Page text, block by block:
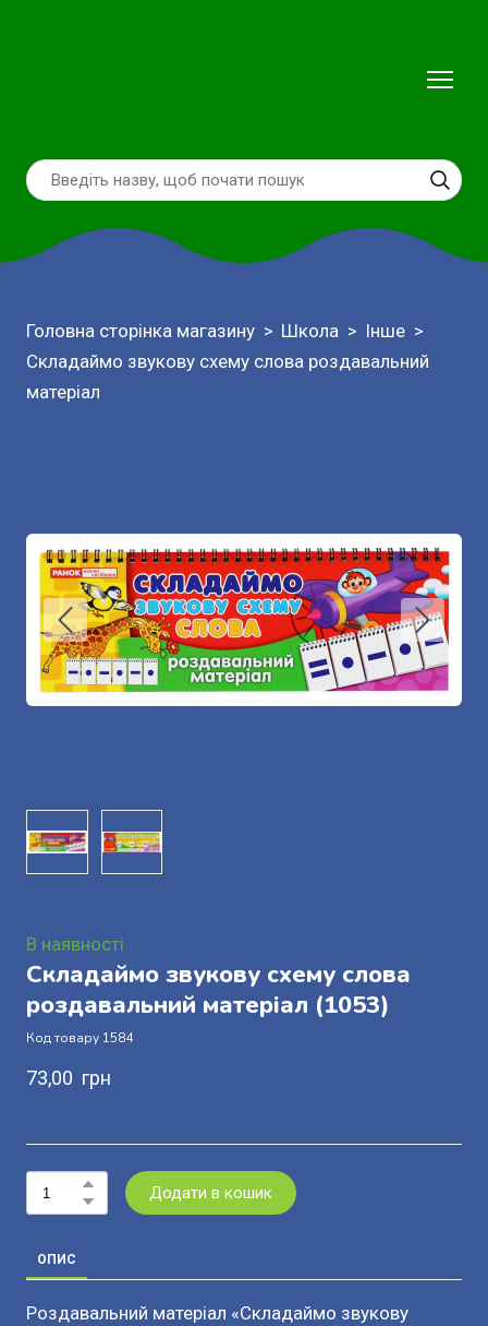
Головна сторінка магазину Школа
Інше
Складаймо звукову схему слова роздавальний
матеріал
В наявності
Складаймо звукову схему слова
роздавальний матеріал (1053)
Код товару 1584
73,00  грн
Додати в кошик
ОПИС
Роздавальний матеріал «Складаймо звукову